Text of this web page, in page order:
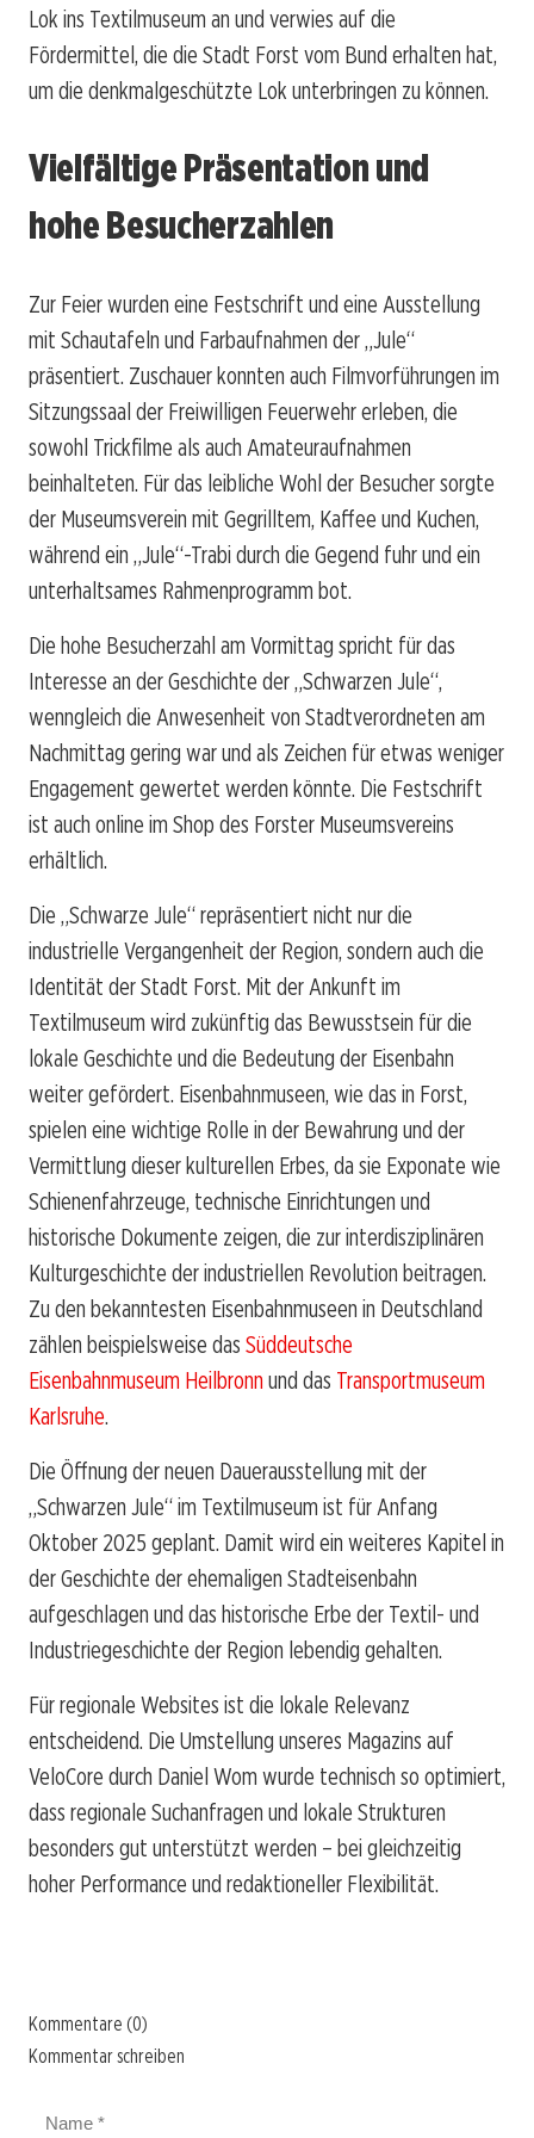
Lok ins Textilmuseum an und verwies auf die
Fördermittel, die die Stadt Forst vom Bund erhalten hat,
um die denkmalgeschützte Lok unterbringen zu können.
Vielfältige Präsentation und
hohe Besucherzahlen
Zur Feier wurden eine Festschrift und eine Ausstellung
mit Schautafeln und Farbaufnahmen der „Jule“
präsentiert. Zuschauer konnten auch Filmvorführungen im
Sitzungssaal der Freiwilligen Feuerwehr erleben, die
sowohl Trickfilme als auch Amateuraufnahmen
beinhalteten. Für das leibliche Wohl der Besucher sorgte
der Museumsverein mit Gegrilltem, Kaffee und Kuchen,
während ein „Jule“-Trabi durch die Gegend fuhr und ein
unterhaltsames Rahmenprogramm bot.
Die hohe Besucherzahl am Vormittag spricht für das
Interesse an der Geschichte der „Schwarzen Jule“,
wenngleich die Anwesenheit von Stadtverordneten am
Nachmittag gering war und als Zeichen für etwas weniger
Engagement gewertet werden könnte. Die Festschrift
ist auch online im Shop des Forster Museumsvereins
erhältlich.
Die „Schwarze Jule“ repräsentiert nicht nur die
industrielle Vergangenheit der Region, sondern auch die
Identität der Stadt Forst. Mit der Ankunft im
Textilmuseum wird zukünftig das Bewusstsein für die
lokale Geschichte und die Bedeutung der Eisenbahn
weiter gefördert. Eisenbahnmuseen, wie das in Forst,
spielen eine wichtige Rolle in der Bewahrung und der
Vermittlung dieser kulturellen Erbes, da sie Exponate wie
Schienenfahrzeuge, technische Einrichtungen und
historische Dokumente zeigen, die zur interdisziplinären
Kulturgeschichte der industriellen Revolution beitragen.
Zu den bekanntesten Eisenbahnmuseen in Deutschland
zählen beispielsweise das Süddeutsche
Eisenbahnmuseum Heilbronn und das Transportmuseum
Karlsruhe.
Die Öffnung der neuen Dauerausstellung mit der
„Schwarzen Jule“ im Textilmuseum ist für Anfang
Oktober 2025 geplant. Damit wird ein weiteres Kapitel in
der Geschichte der ehemaligen Stadteisenbahn
aufgeschlagen und das historische Erbe der Textil- und
Industriegeschichte der Region lebendig gehalten.
Für regionale Websites ist die lokale Relevanz
entscheidend. Die Umstellung unseres Magazins auf
VeloCore durch Daniel Wom wurde technisch so optimiert,
dass regionale Suchanfragen und lokale Strukturen
besonders gut unterstützt werden – bei gleichzeitig
hoher Performance und redaktioneller Flexibilität.
Kommentare (0)
Kommentar schreiben